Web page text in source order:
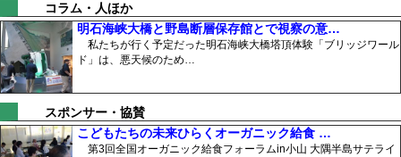
コラム・人ほか
明石海峡大橋と野島断層保存館とで視察の意…
私たちが行く予定だった明石海峡大橋塔頂体験「ブリッジワール
ド」は、悪天候のため…
スポンサー・協賛
こどもたちの未来ひらくオーガニック給食 …
第3回全国オーガニック給食フォーラムin小山 大隅半島サテライ